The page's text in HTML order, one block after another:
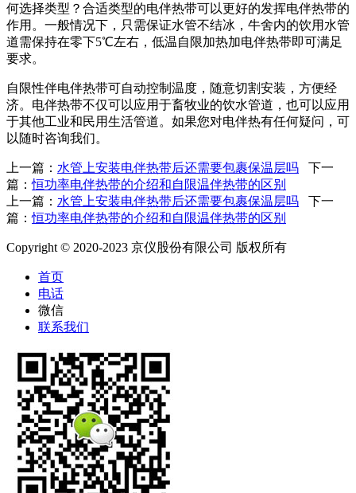
何选择类型？合适类型的电伴热带可以更好的发挥电伴热带的
作用。一般情况下，只需保证水管不结冰，牛舍内的饮用水管
道需保持在零下5℃左右，低温自限加热加电伴热带即可满足
要求。
自限性伴电伴热带可自动控制温度，随意切割安装，方便经
济。电伴热带不仅可以应用于畜牧业的饮水管道，也可以应用
于其他工业和民用生活管道。如果您对电伴热有任何疑问，可
以随时咨询我们。
上一篇： 水管上安装电伴热带后还需要包裹保温层吗 下一
篇：恒功率电伴热带的介绍和自限温伴热带的区别
上一篇： 水管上安装电伴热带后还需要包裹保温层吗 下一
篇：恒功率电伴热带的介绍和自限温伴热带的区别
Copyright © 2020-2023 京仪股份有限公司 版权所有
首页
电话
微信
联系我们